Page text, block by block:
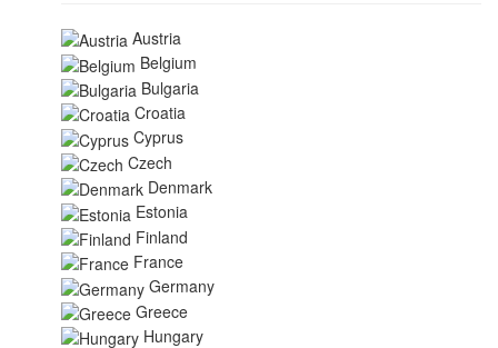
Austria
Belgium
Bulgaria
Croatia
Cyprus
Czech
Denmark
Estonia
Finland
France
Germany
Greece
Hungary